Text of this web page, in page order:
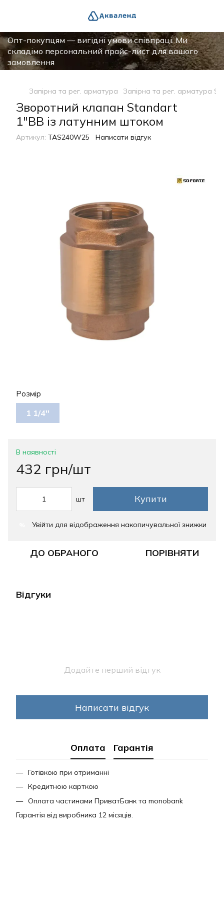
Опт-покупцям — вигідні умови співпраці. Ми
складімо персональний прайс-лист для вашого
замовлення
Запірна та рег. арматура Запірна та рег. арматура
Зворотний клапан Standart
1"ВВ із латунним штоком
Артикул: TAS240W25 Написати відгук
Розмір
1 1/4''
В наявності
432 грн/шт
шт Купити
Увійти для відображення накопичувальної знижки
ДО ОБРАНОГО ПОРІВНЯТИ
Відгуки
Додайте перший відгук
Написати відгук
Оплата Гарантія
Готівкою при отриманні
Кредитною карткою
Оплата частинами ПриватБанк та monobank
Гарантія від виробника 12 місяців.